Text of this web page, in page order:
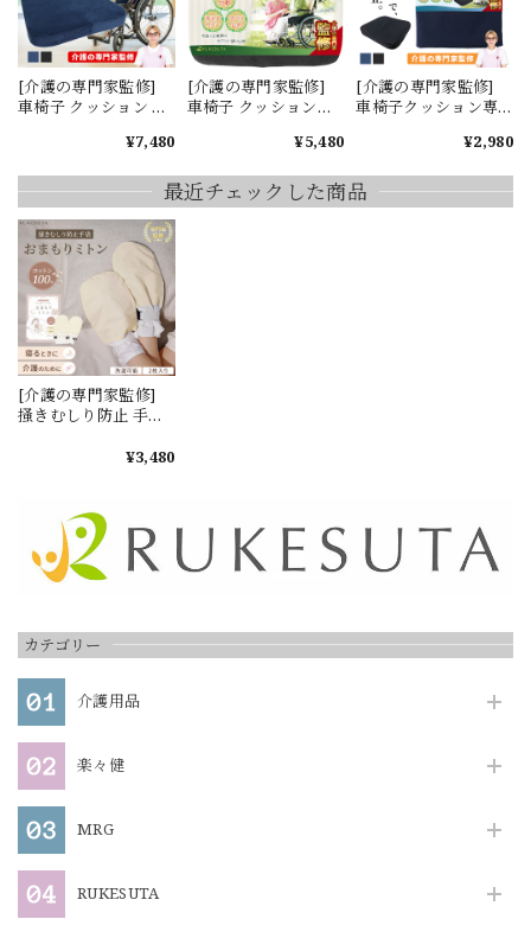
カテゴリー
介護用品
楽々健
MRG
RUKESUTA
[介護の専門家監修]
車椅子 クッション 防
¥7,480
[介護の専門家監修]
車椅子 クッション単
¥5,480
[介護の専門家監修]
車椅子クッション専
¥2,980
最近チェックした商品
[介護の専門家監修]
掻きむしり防止 手袋
ミトン 両手 介護用ミ
ケア グローブ 傷 保護
コットン 綿100% 介
護用品 アトピー 肌荒
れ サポート 新着商品
保護
¥3,480